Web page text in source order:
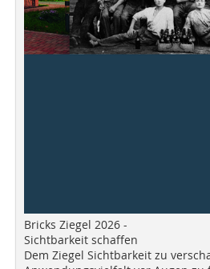
Bricks Ziegel 2026 -
Sichtbarkeit schaffen
Dem Ziegel Sichtbarkeit zu